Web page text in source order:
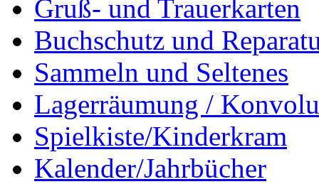
Gruß- und Trauerkarten
Buchschutz und
Sammeln und Seltenes
Lagerräumung /
Spielkiste/Kinderkram
Kalender/Jahrbücher